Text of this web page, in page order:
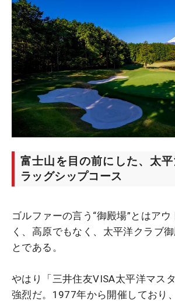
富士山を目の前にした、太
ラッグシップコース
ゴルファーの言う“御殿場”とはア
く、高原でもなく、太平洋クラブ
とである。
やはり「三井住友VISA太平洋マス
強烈だ。1977年から開催しており